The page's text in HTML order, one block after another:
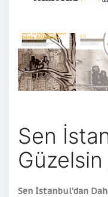
Sen
Sen İstanbul’dan